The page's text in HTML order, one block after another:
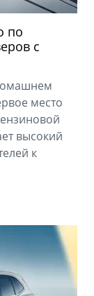
по
с
место
высокий
к